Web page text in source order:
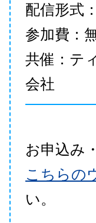
配信形式
参加費：
共催：テ
会社
お申込み
こちらの
い。